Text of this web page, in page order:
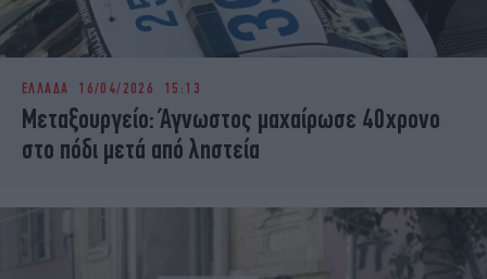
ΕΛΛΑΔΑ 16/04/2026 15:13
Μεταξουργείο: Άγνωστος μαχαίρωσε 40χρονο
στο πόδι μετά από ληστεία